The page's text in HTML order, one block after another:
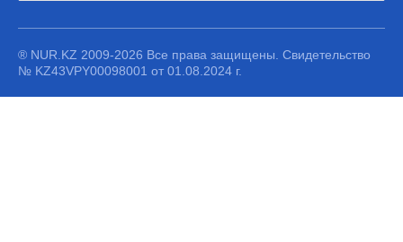
® NUR.KZ 2009-2026 Все права защищены. Свидетельство
№ KZ43VPY00098001 от 01.08.2024 г.